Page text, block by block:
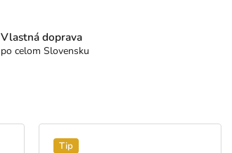
Vlastná doprava
po celom Slovensku
Tip